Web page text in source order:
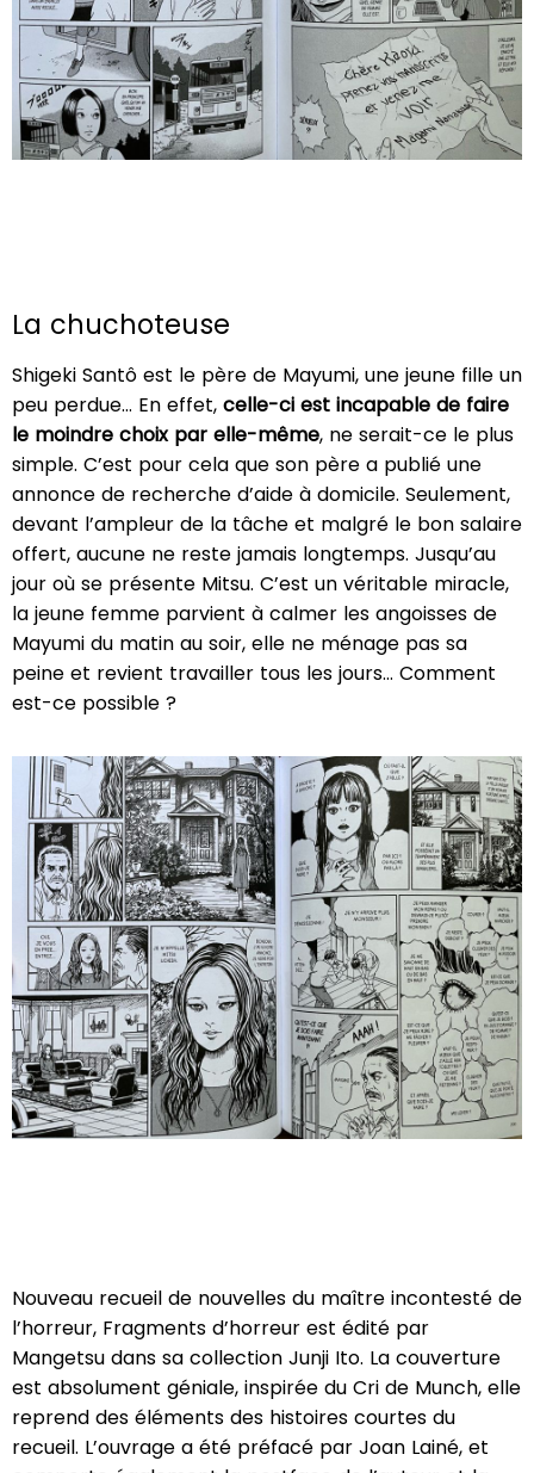
La chuchoteuse
Shigeki Santô est le père de Mayumi, une jeune fille un
peu perdue… En effet, celle-ci est incapable de faire
le moindre choix par elle-même, ne serait-ce le plus
simple. C’est pour cela que son père a publié une
annonce de recherche d’aide à domicile. Seulement,
devant l’ampleur de la tâche et malgré le bon salaire
offert, aucune ne reste jamais longtemps. Jusqu’au
jour où se présente Mitsu. C’est un véritable miracle,
la jeune femme parvient à calmer les angoisses de
Mayumi du matin au soir, elle ne ménage pas sa
peine et revient travailler tous les jours… Comment
est-ce possible ?
Nouveau recueil de nouvelles du maître incontesté de
l’horreur, Fragments d’horreur est édité par
Mangetsu dans sa collection Junji Ito. La couverture
est absolument géniale, inspirée du Cri de Munch, elle
reprend des éléments des histoires courtes du
recueil. L’ouvrage a été préfacé par Joan Lainé, et